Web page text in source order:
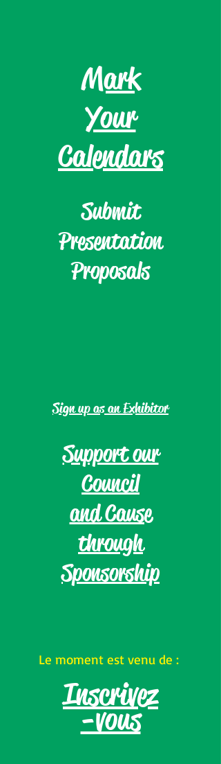
Mark
Your
Calendars
Submit
Presentation
Proposals
Sign up as an Exhibitor
Support our
Council
and Cause
through
Sponsorship
Le moment est venu de :
Inscrivez
-vous